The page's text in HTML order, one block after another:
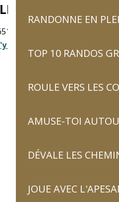
RANDONNE EN
TOP 10 RANDOS
ROULE VERS LES
AMUSE-TOI
DÉVALE LES
JOUE AVEC
Luz-Saint-Sauveur
rendre